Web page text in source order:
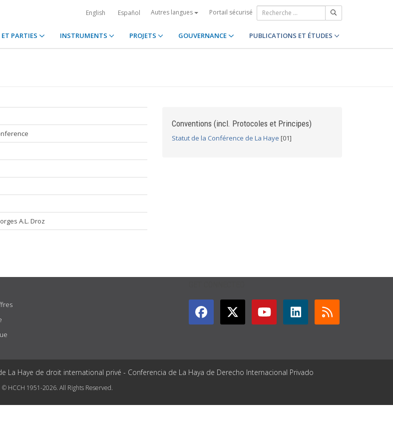
English Español Autres langues Portail sécurisé
PARTIES INSTRUMENTS PROJETS GOUVERNANCE PUBLICATIONS ET ÉTUDES
A.L. Droz
Conventions (incl. Protocoles et Principes)
Statut de la Conférence de La Haye [01]
La Haye de droit international privé - Conferencia de La Haya de Derecho Internacional Privado
© HCCH 1951-2026. All Rights Reserved.